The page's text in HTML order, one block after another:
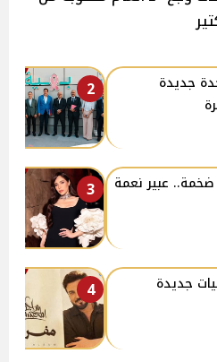
2
جديدة
3
عبير نعمة
4
يطرح 5 أغنيات جديدة